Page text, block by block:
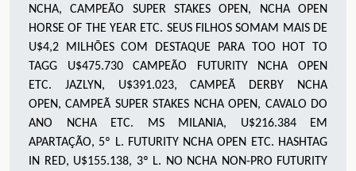
NCHA, CAMPEÃO SUPER STAKES OPEN, NCHA OPEN
HORSE OF THE YEAR ETC. SEUS FILHOS SOMAM MAIS DE
U$4,2 MILHÕES COM DESTAQUE PARA
TOO HOT TO
TAGG U$475.730 CAMPEÃO FUTURITY NCHA OPEN
ETC. JAZLYN, U$391.023, CAMPEÃ DERBY NCHA
OPEN, CAMPEÃ SUPER STAKES NCHA OPEN, CAVALO DO
ANO NCHA ETC. MS MILANIA, U$216.384 EM
APARTAÇÃO, 5º L. FUTURITY NCHA OPEN ETC. HASHTAG
IN RED, U$155.138, 3º L. NO NCHA NON-PRO FUTURITY